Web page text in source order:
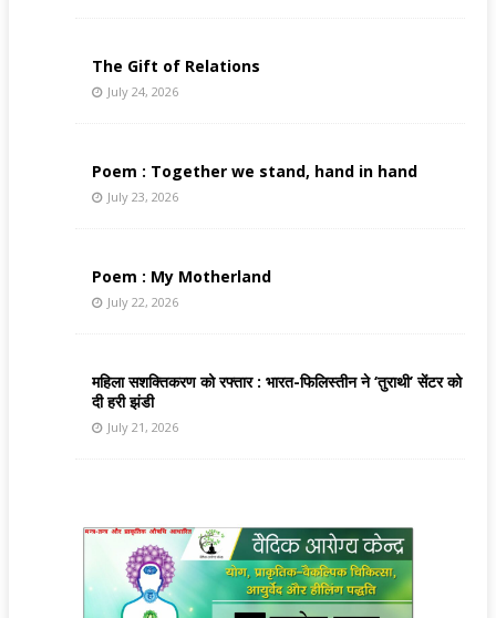
The Gift of Relations
July 24, 2026
Poem : Together we stand, hand in hand
July 23, 2026
Poem : My Motherland
July 22, 2026
महिला सशक्तिकरण को रफ्तार : भारत-फिलिस्तीन ने ‘तुराथी’ सेंटर को
दी हरी झंडी
July 21, 2026